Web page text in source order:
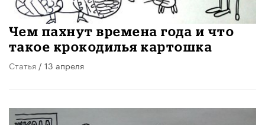
Чем пахнут времена года и что
такое крокодилья картошка
Статья / 13 апреля